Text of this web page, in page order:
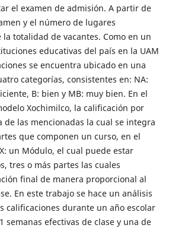
el examen de admisión. A partir de
y el número de lugares
totalidad de vacantes. Como en un
educativas del país en la UAM
se encuentra ubicado en una
categorías, consistentes en: NA:
B: bien y MB: muy bien. En el
Xochimilco, la calificación por
de las mencionadas la cual se integra
que componen un curso, en el
un Módulo, el cual puede estar
tres o más partes las cuales
final de manera proporcional al
En este trabajo se hace un análisis
calificaciones durante un año escolar
semanas efectivas de clase y una de